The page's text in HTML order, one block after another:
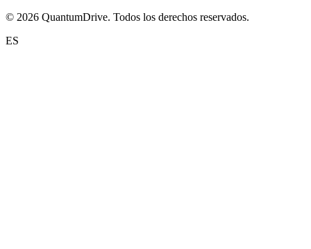
© 2026 QuantumDrive. Todos los derechos reservados.
ES